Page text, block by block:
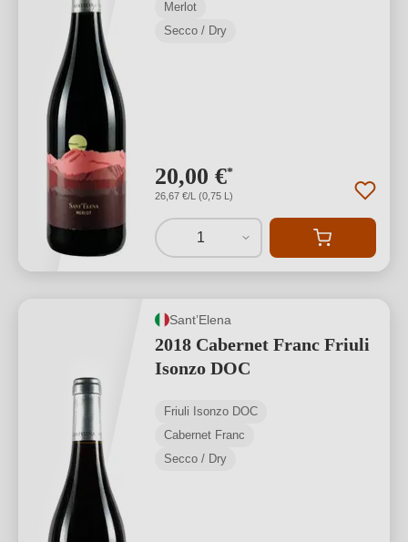
Merlot
Secco / Dry
20,00 €*
26,67 €/L (0,75 L)
1
Sant’Elena
2018 Cabernet Franc Friuli
Isonzo DOC
Friuli Isonzo DOC
Cabernet Franc
Secco / Dry